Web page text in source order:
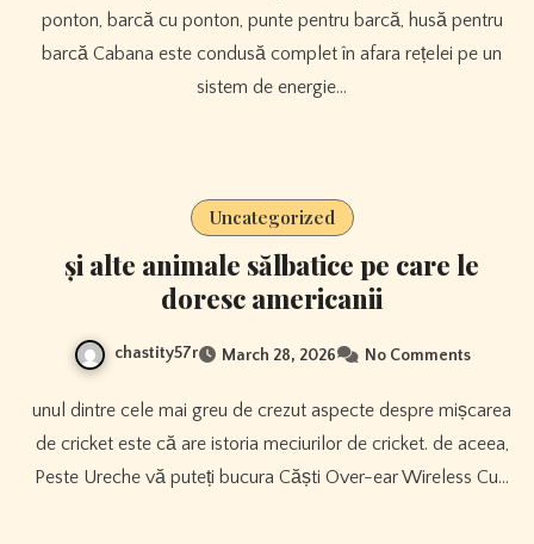
ponton, barcă cu ponton, punte pentru barcă, husă pentru
barcă Cabana este condusă complet în afara rețelei pe un
sistem de energie…
Uncategorized
și alte animale sălbatice pe care le
doresc americanii
chastity57r March 28, 2026 No Comments
unul dintre cele mai greu de crezut aspecte despre mișcarea
de cricket este că are istoria meciurilor de cricket. de aceea,
Peste Ureche vă puteți bucura Căști Over-ear Wireless Cu…